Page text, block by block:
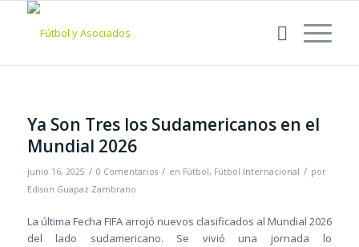
Ya Son Tres los Sudamericanos en el
Mundial 2026
junio 16, 2025 / 0 Comentarios / en Fútbol, Fútbol Internacional / por
Edison Guapaz Zambrano
La última Fecha FIFA arrojó nuevos clasificados al Mundial 2026
del lado sudamericano. Se vivió una jornada lo